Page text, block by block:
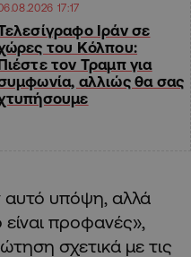
17:17
Ιράν σε
του Κόλπου:
τον Τραμπ για
αλλιώς θα σας
αυτό υπόψη, αλλά
προφανές»,
σχετικά με τις